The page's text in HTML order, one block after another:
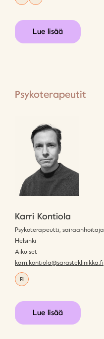
Lue lisää
Psykoterapeutit
Karri Kontiola
Psykoterapeutti, sairaanhoitaja
Helsinki
Aikuiset
karri.kontiola@sarasteklinikka.fi
FI
Lue lisää